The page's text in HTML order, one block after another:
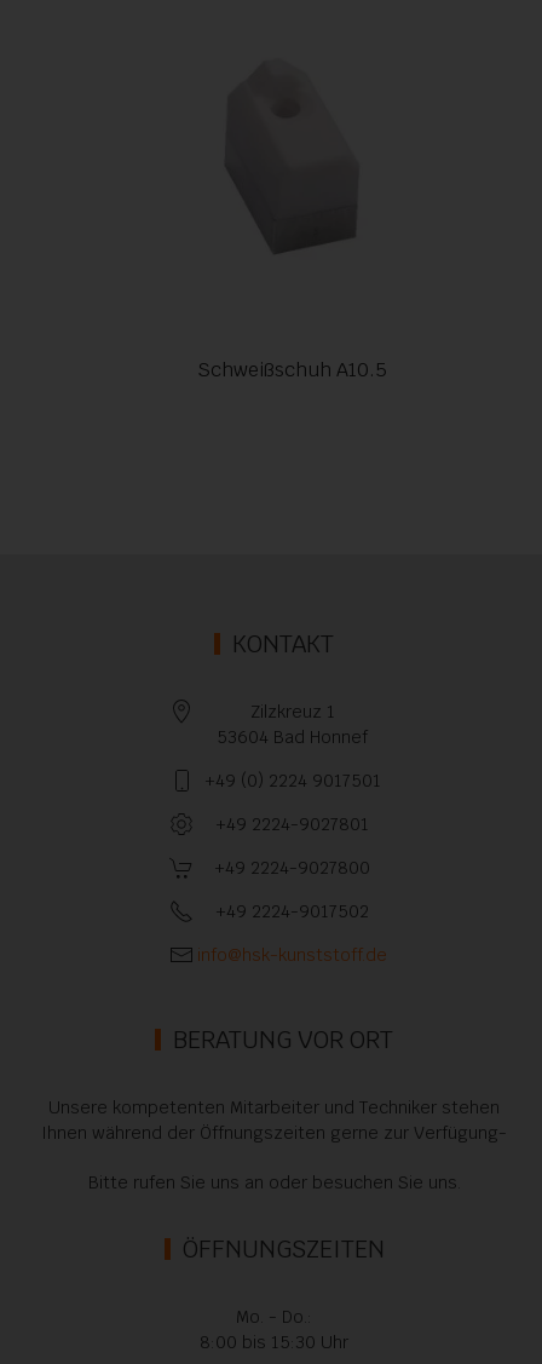
Schweißschuh A10.5
KONTAKT
Zilzkreuz 1
53604 Bad Honnef
+49 (0) 2224 9017501
+49 2224-9027801
+49 2224-9027800
+49 2224-9017502
info@hsk-kunststoff.de
BERATUNG VOR ORT
Unsere kompetenten Mitarbeiter und Techniker stehen
Ihnen während der Öffnungszeiten gerne zur Verfügung-
Bitte rufen Sie uns an oder besuchen Sie uns.
ÖFFNUNGSZEITEN
Mo. - Do.:
8:00 bis 15:30 Uhr